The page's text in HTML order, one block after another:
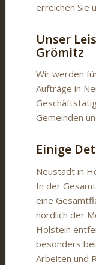
erreichen Sie
Unser
Grömitz
Wir werden
Aufträge in
Gemeinden
Einige
Neustadt in
In der
eine
nördlich der
Holstein
besonders
Arbeiten und